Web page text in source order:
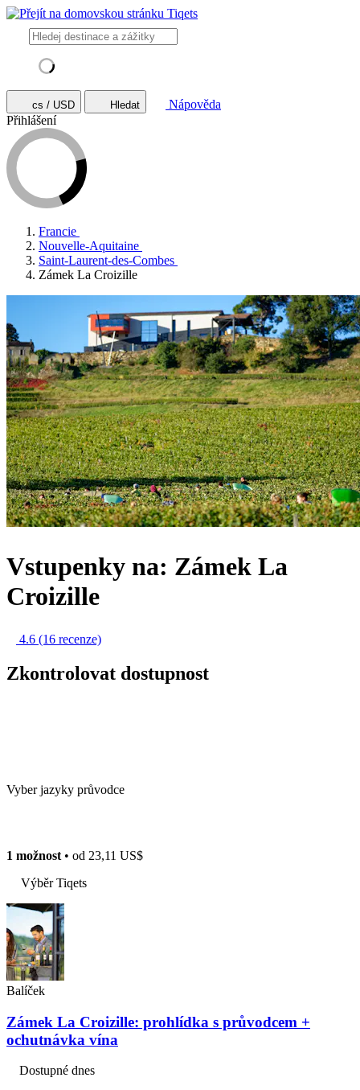
cs / USD Hledat
Nápověda
Přihlášení
Francie
Nouvelle-Aquitaine
Saint-Laurent-des-Combes
Zámek La Croizille
Vstupenky na: Zámek La
Croizille
4.6 (16 recenze)
Zkontrolovat dostupnost
Vyber jazyky průvodce
1 možnost • od 23,11 US$
Výběr Tiqets
Balíček
Zámek La Croizille: prohlídka s průvodcem +
ochutnávka vína
Dostupné dnes